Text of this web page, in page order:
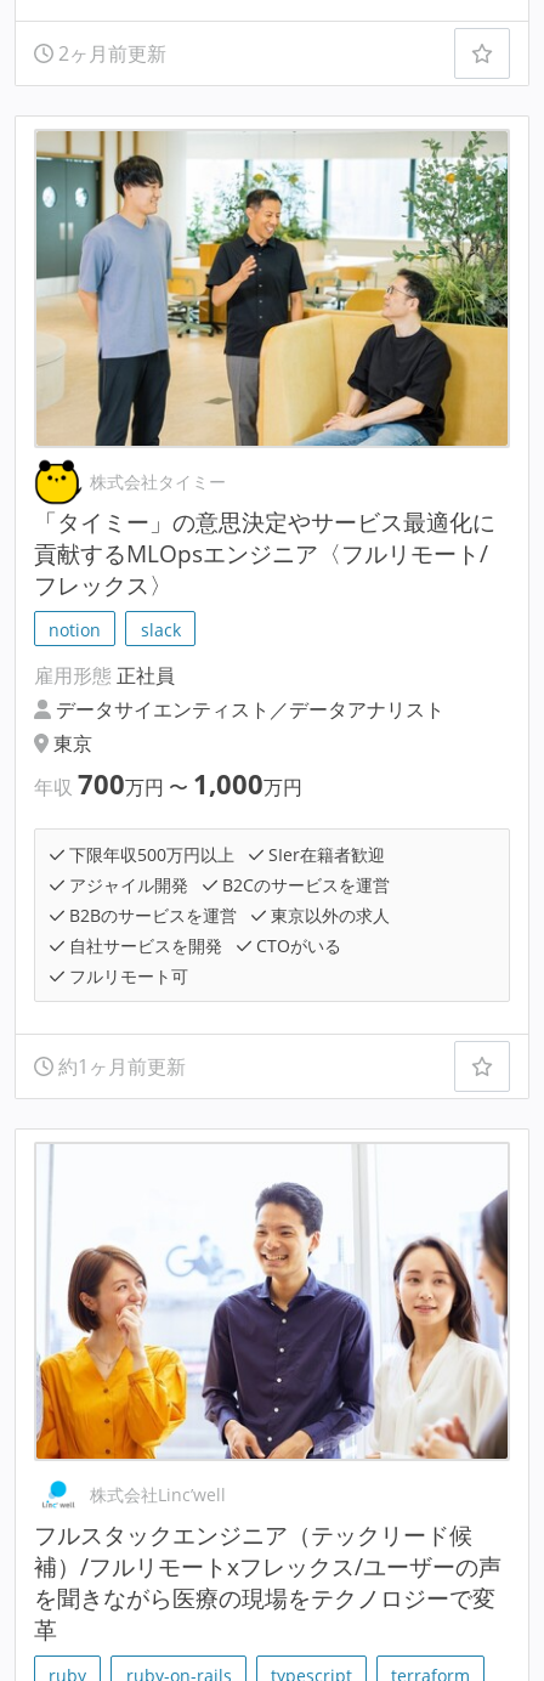
2ヶ月前更新
株式会社タイミー
「タイミー」の意思決定やサービス最適化に
貢献するMLOpsエンジニア〈フルリモート/
フレックス〉
notion slack
雇用形態 正社員
データサイエンティスト／データアナリスト
東京
年収 700万円 〜 1,000万円
下限年収500万円以上
SIer在籍者歓迎
アジャイル開発
B2Cのサービスを運営
B2Bのサービスを運営
東京以外の求人
自社サービスを開発
CTOがいる
フルリモート可
約1ヶ月前更新
株式会社Linc’well
フルスタックエンジニア（テックリード候
補）/フルリモートxフレックス/ユーザーの声
を聞きながら医療の現場をテクノロジーで変
革
ruby ruby-on-rails typescript terraform